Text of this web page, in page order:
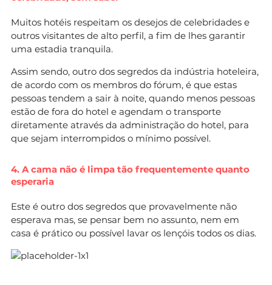
Muitos hotéis respeitam os desejos de celebridades e
outros visitantes de alto perfil, a fim de lhes garantir
uma estadia tranquila.
Assim sendo, outro dos segredos da indústria hoteleira,
de acordo com os membros do fórum, é que estas
pessoas tendem a sair à noite, quando menos pessoas
estão de fora do hotel e agendam o transporte
diretamente através da administração do hotel, para
que sejam interrompidos o mínimo possível.
4. A cama não é limpa tão frequentemente quanto
esperaria
Este é outro dos segredos que provavelmente não
esperava mas, se pensar bem no assunto, nem em
casa é prático ou possível lavar os lençóis todos os dias.